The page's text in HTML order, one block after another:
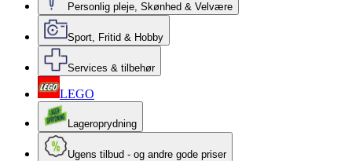
Personlig pleje, Skønhed & Velvære
Sport, Fritid & Hobby
Services & tilbehør
LEGO
Lageroprydning
Ugens tilbud - og andre gode priser